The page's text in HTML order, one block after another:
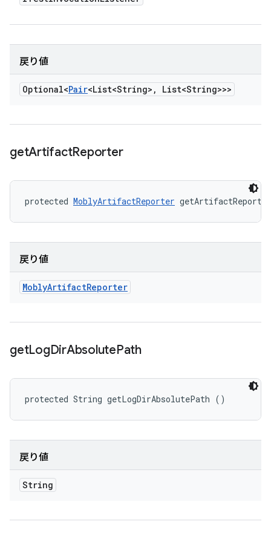
戻り値
Optional<Pair<List<String> , List<String>>>
getArtifactReporter
protected MoblyArtifactReporter
戻り値
MoblyArtifactReporter
getLogDirAbsolutePath
protected String getLogDirAbsolutePath ()
戻り値
String